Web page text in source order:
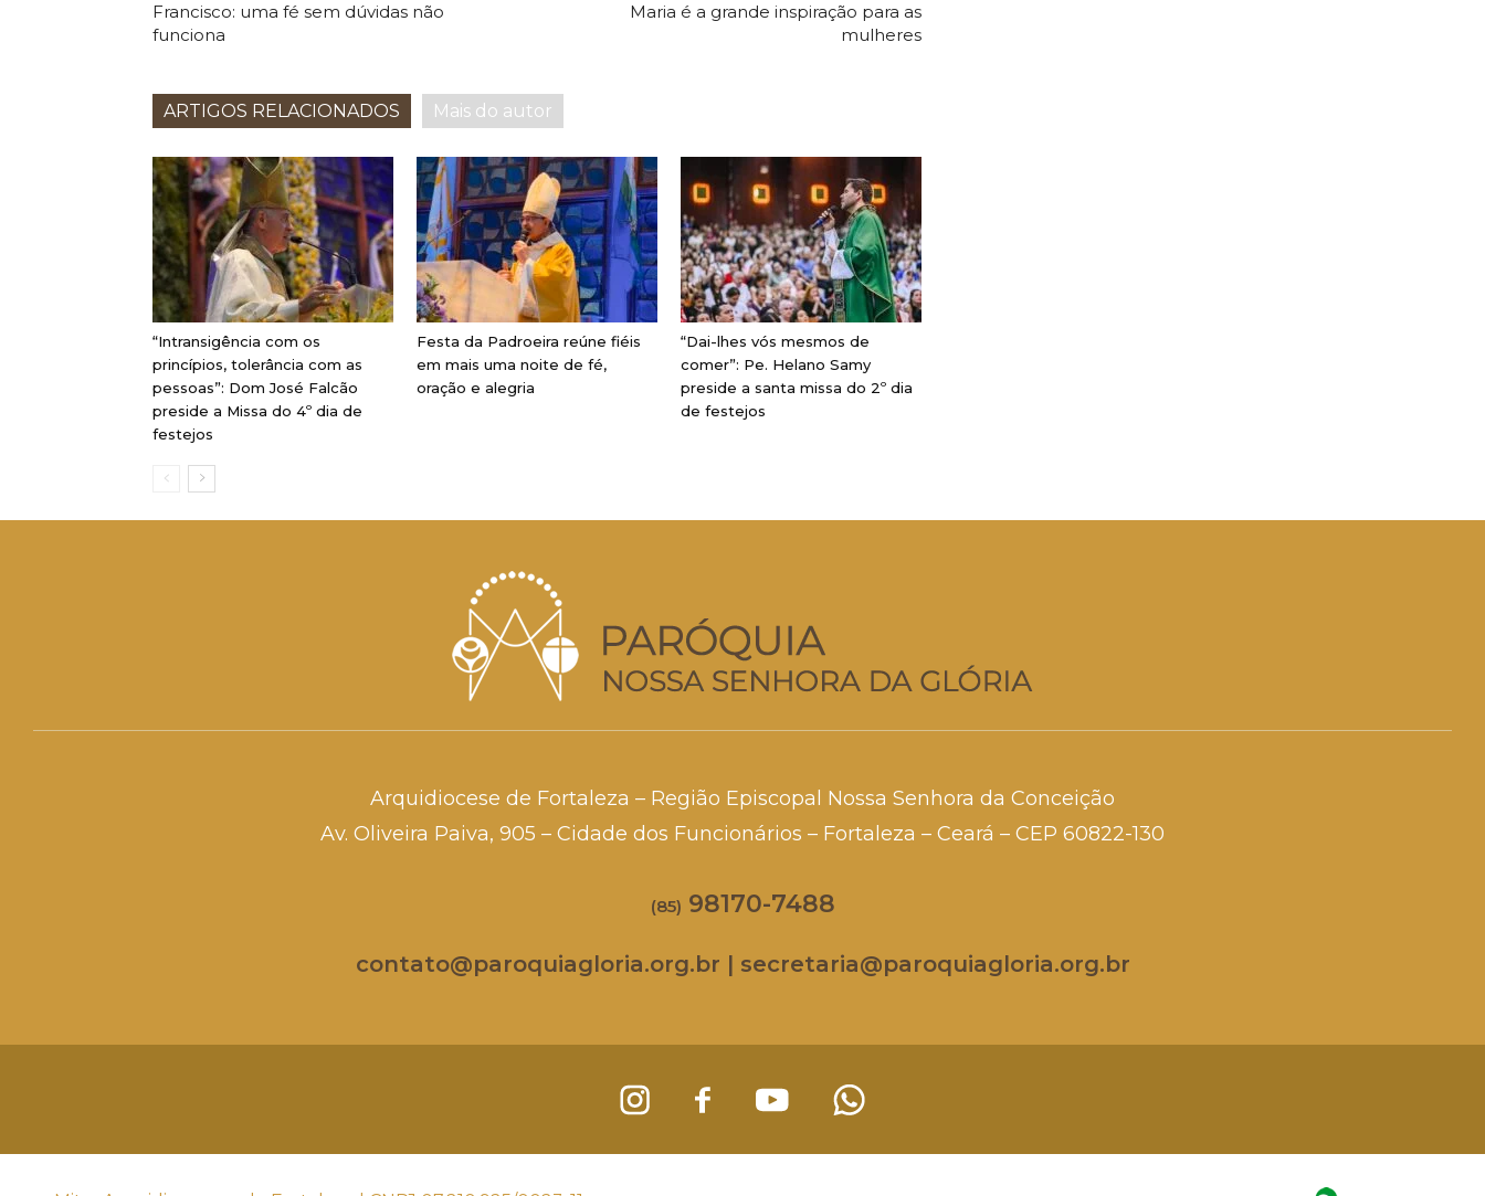
Francisco: uma fé sem dúvidas não
funciona
Maria é a grande inspiração para as
mulheres
ARTIGOS RELACIONADOS Mais do autor
“Intransigência com os
princípios, tolerância com as
pessoas”: Dom José Falcão
preside a Missa do 4º dia de
festejos
Festa da Padroeira reúne fiéis
em mais uma noite de fé,
oração e alegria
“Dai-lhes vós mesmos de
comer”: Pe. Helano Samy
preside a santa missa do 2º dia
de festejos
Arquidiocese de Fortaleza – Região Episcopal Nossa Senhora da Conceição
Av. Oliveira Paiva, 905 – Cidade dos Funcionários – Fortaleza – Ceará – CEP 60822-130
(85) 98170-7488
contato@paroquiagloria.org.br | secretaria@paroquiagloria.org.br